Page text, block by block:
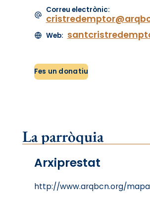
Correu electrònic:
Web:
Fes un donatiu
La parròquia
Arxiprestat
http://www.arqbcn.org/